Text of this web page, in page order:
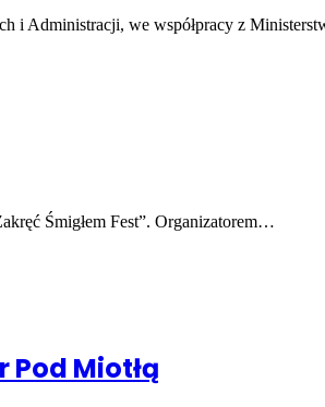
i Administracji, we współpracy z
Śmigłem Fest”. Organizatorem…
Miotłą